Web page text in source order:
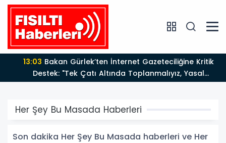
13:03Bakan Gürlek’ten İnternet Gazeteciliğine Kritik
Destek: "Tek Çatı Altında Toplanmalıyız, Yasal
Düzenlemeye Hazırız"
Her Şey Bu Masada Haberleri
Son dakika Her Şey Bu Masada haberleri ve Her